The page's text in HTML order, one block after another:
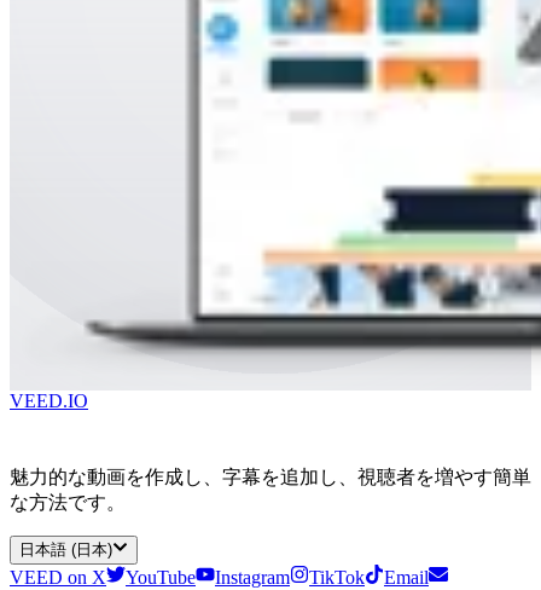
VEED.IO
魅力的な動画を作成し、字幕を追加し、視聴者を増やす簡単
な方法です。
日本語 (日本)
VEED on X YouTube Instagram TikTok
Email